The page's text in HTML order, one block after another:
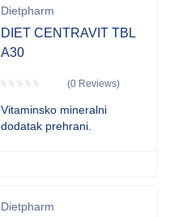
Dietpharm
DIET CENTRAVIT TBL
A30
(0 Reviews)
Vitaminsko mineralni
dodatak prehrani.
Dietpharm